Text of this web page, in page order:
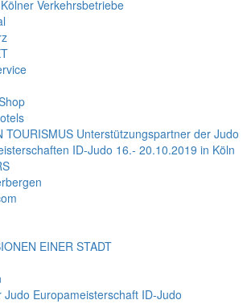
Verkehrsbetriebe
TOURISMUS Unterstützungspartner der Judo
ID-Judo 16.- 20.10.2019 in Köln
EINER STADT
Judo Europameisterschaft ID-Judo